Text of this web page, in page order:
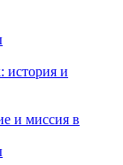
история и
и миссия в